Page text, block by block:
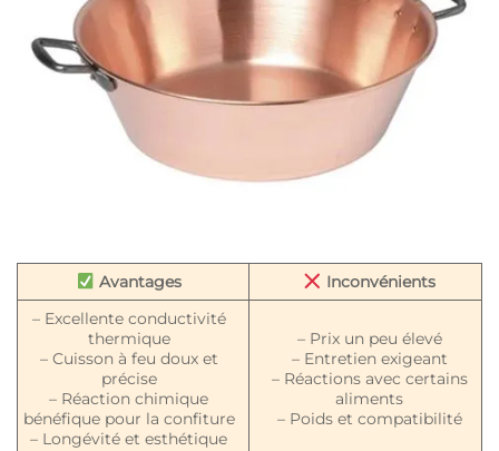
Avantages
Inconvénients
– Excellente conductivité
thermique
– Cuisson à feu doux et
précise
– Réaction chimique
bénéfique pour la confiture
– Longévité et esthétique
– Prix un peu élevé
– Entretien exigeant
– Réactions avec certains
aliments
– Poids et compatibilité